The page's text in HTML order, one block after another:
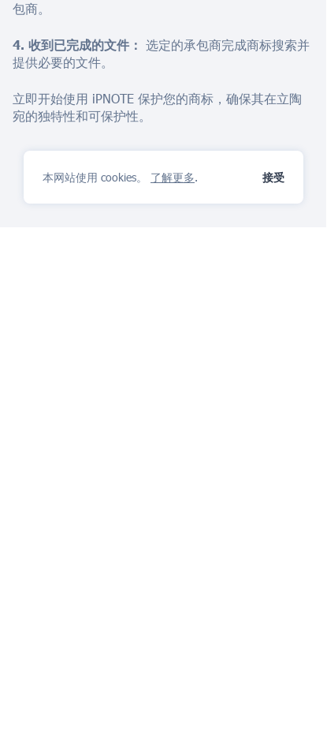
本网站使用 cookies。 了解更多. 接受
包商。
4. 收到已完成的文件： 选定的承包商完成商标搜索并
提供必要的文件。
立即开始使用 iPNOTE 保护您的商标，确保其在立陶
宛的独特性和可保护性。